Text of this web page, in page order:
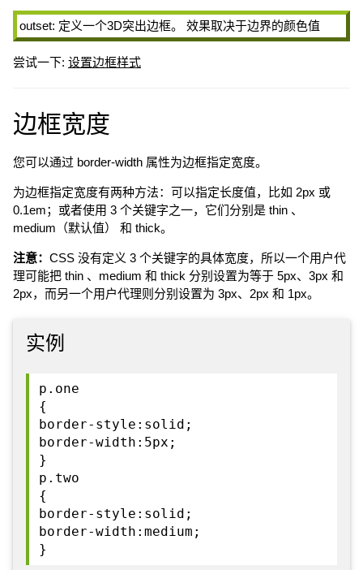
outset: 定义一个3D突出边框。 效果取决于边界的颜色值
尝试一下: 设置边框样式
边框宽度
您可以通过 border-width 属性为边框指定宽度。
为边框指定宽度有两种方法：可以指定长度值，比如 2px 或
0.1em；或者使用 3 个关键字之一，它们分别是 thin 、
medium（默认值） 和 thick。
注意： CSS 没有定义 3 个关键字的具体宽度，所以一个用户代
理可能把 thin 、medium 和 thick 分别设置为等于 5px、3px 和
2px，而另一个用户代理则分别设置为 3px、2px 和 1px。
实例
p.one
{
border-style:solid;
border-width:5px;
}
p.two
{
border-style:solid;
border-width:medium;
}